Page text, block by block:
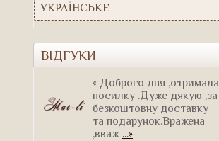
УКРАЇНСЬКЕ
ВІДГУКИ
« Доброго дня ,отримала
посилку .Дуже дякую ,за
безкоштовну доставку
та подарунок.Вражена
,вваж ...»